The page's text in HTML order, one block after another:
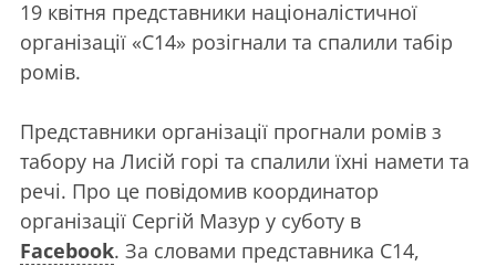
19 квітня представники націоналістичної
організації «С14» розігнали та спалили табір
ромів.
Представники організації прогнали ромів з
табору на Лисій горі та спалили їхні намети та
речі. Про це повідомив координатор
організації Сергій Мазур у суботу в
Facebook. За словами представника С14,